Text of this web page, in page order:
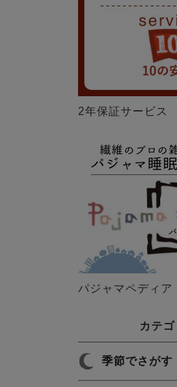
2年保証サービス
パジャマペディア
カテゴ
季節でさがす